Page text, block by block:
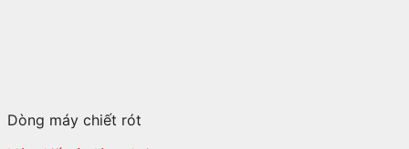
Dòng máy chiết rót